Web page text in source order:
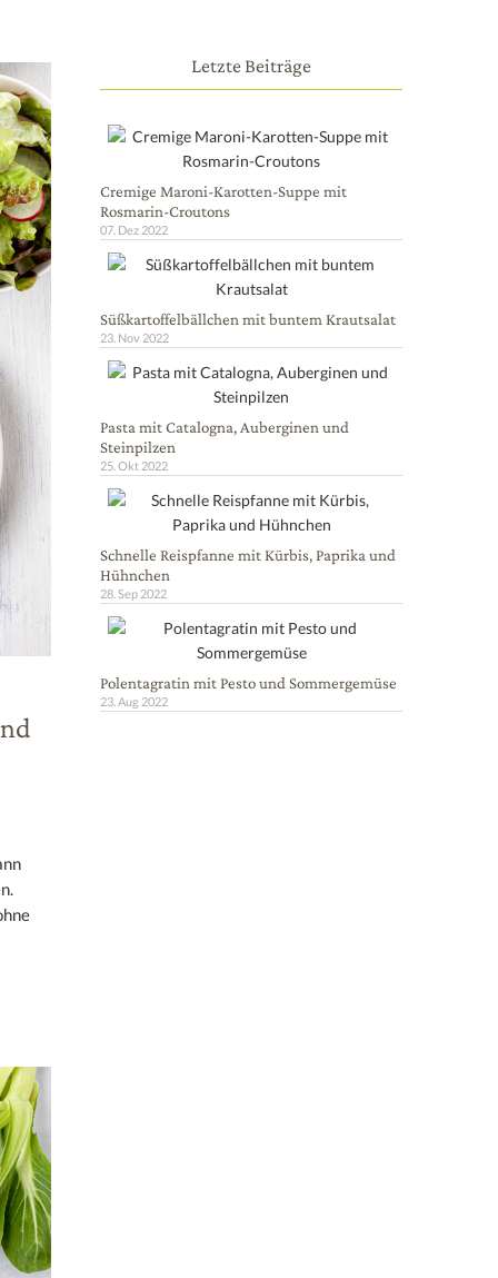
Letzte Beiträge
Cremige Maroni-Karotten-Suppe mit
Rosmarin-Croutons
07. Dez 2022
Süßkartoffelbällchen mit buntem Krautsalat
23. Nov 2022
Pasta mit Catalogna, Auberginen und
Steinpilzen
25. Okt 2022
Schnelle Reispfanne mit Kürbis, Paprika und
Hühnchen
28. Sep 2022
Polentagratin mit Pesto und Sommergemüse
23. Aug 2022